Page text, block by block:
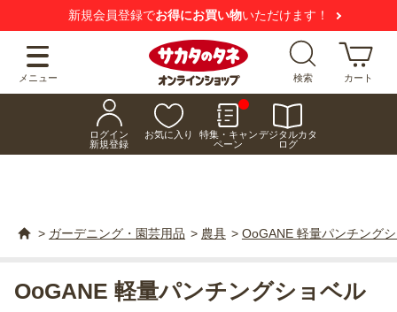
新規会員登録でお得にお買い物いただけます！
メニュー 検索 カート
ログイン
新規登録
お気に入り
特集・キャン
ペーン
デジタルカタ
ログ
> ガーデニング・園芸用品 > 農具 > OoGANE 軽量パンチング
OoGANE 軽量パンチングショベル